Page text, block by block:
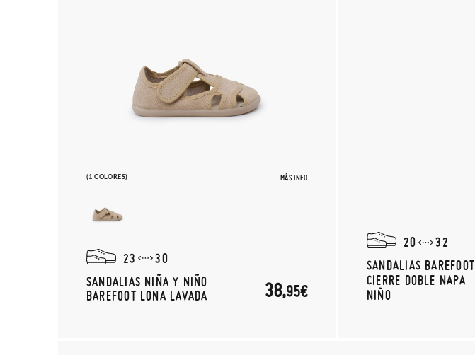
(1 COLORES) MÁS INFO
23
30
SANDALIAS NIÑA Y NIÑO
BAREFOOT LONA LAVADA
38,95€
20
32
SANDALIAS BAREFOOT
CIERRE DOBLE NAPA
NIÑO